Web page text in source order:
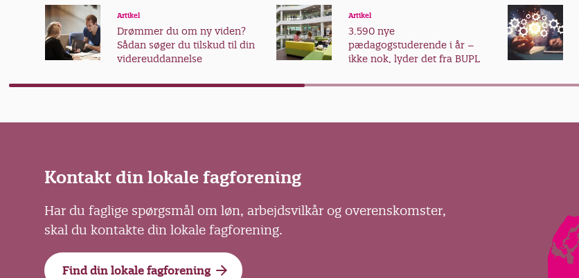
Artikel
Drømmer du om ny viden?
Sådan søger du tilskud til din
videreuddannelse
Artikel
3.590 nye
pædagogstuderende i år –
ikke nok, lyder det fra BUPL
Kontakt din lokale fagforening
Har du faglige spørgsmål om løn, arbejdsvilkår og overenskomster,
skal du kontakte din lokale fagforening.
Find din lokale fagforening